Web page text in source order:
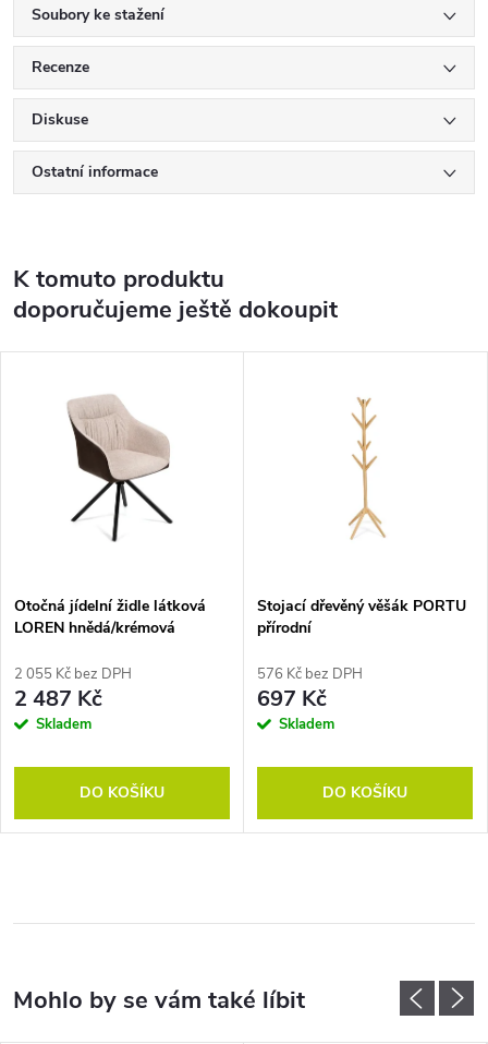
Soubory ke stažení
Recenze
Diskuse
Ostatní informace
K tomuto produktu
doporučujeme ještě dokoupit
Otočná jídelní židle látková
LOREN hnědá/krémová
2 055 Kč bez DPH
2 487 Kč
Skladem
DO KOŠÍKU
Stojací dřevěný věšák PORTU
přírodní
576 Kč bez DPH
697 Kč
Skladem
DO KOŠÍKU